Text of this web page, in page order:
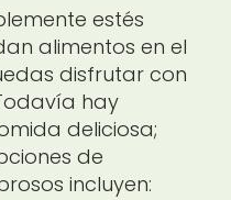
estés
alimentos en el
disfrutar con
hay
deliciosa;
de
incluyen: